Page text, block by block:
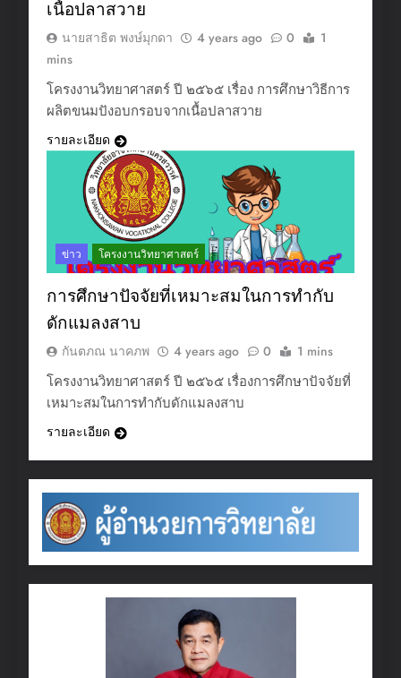
เนื้อปลาสวาย
นายสาธิต พงษ์มุกดา 4 years ago 0
1
mins
โครงงานวิทยาศาสตร์ ปี ๒๕๖๕ เรื่อง การศึกษาวิธีการ
ผลิตขนมปังอบกรอบจากเนื้อปลาสวาย
รายละเอียด
ข่าว โครงงานวิทยาศาสตร์
การศึกษาปัจจัยที่เหมาะสมในการทํากับ
ดักแมลงสาบ
กันตภณ นาคภพ 4 years ago 0 1 mins
โครงงานวิทยาศาสตร์ ปี ๒๕๖๕ เรื่องการศึกษาปัจจัยที่
เหมาะสมในการทํากับดักแมลงสาบ
รายละเอียด